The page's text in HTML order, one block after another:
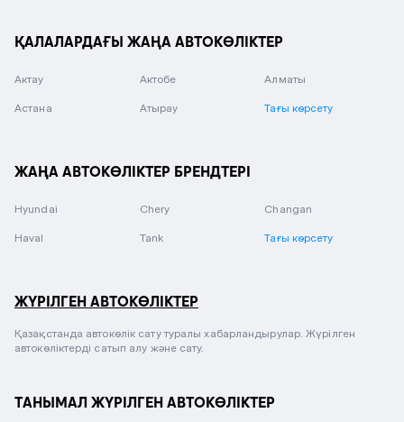
ҚАЛАЛАРДАҒЫ ЖАҢА АВТОКӨЛІКТЕР
Актау Актобе Алматы
Астана Атырау Тағы көрсету
ЖАҢА АВТОКӨЛІКТЕР БРЕНДТЕРІ
Hyundai Chery Changan
Haval Tank Тағы көрсету
ЖҮРІЛГЕН АВТОКӨЛІКТЕР
Қазақстанда автокөлік сату туралы хабарландырулар. Жүрілген
автокөліктерді сатып алу және сату.
ТАНЫМАЛ ЖҮРІЛГЕН АВТОКӨЛІКТЕР